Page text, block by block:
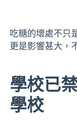
吃糖的壞處不只
更是影響甚大，
學校已
學校